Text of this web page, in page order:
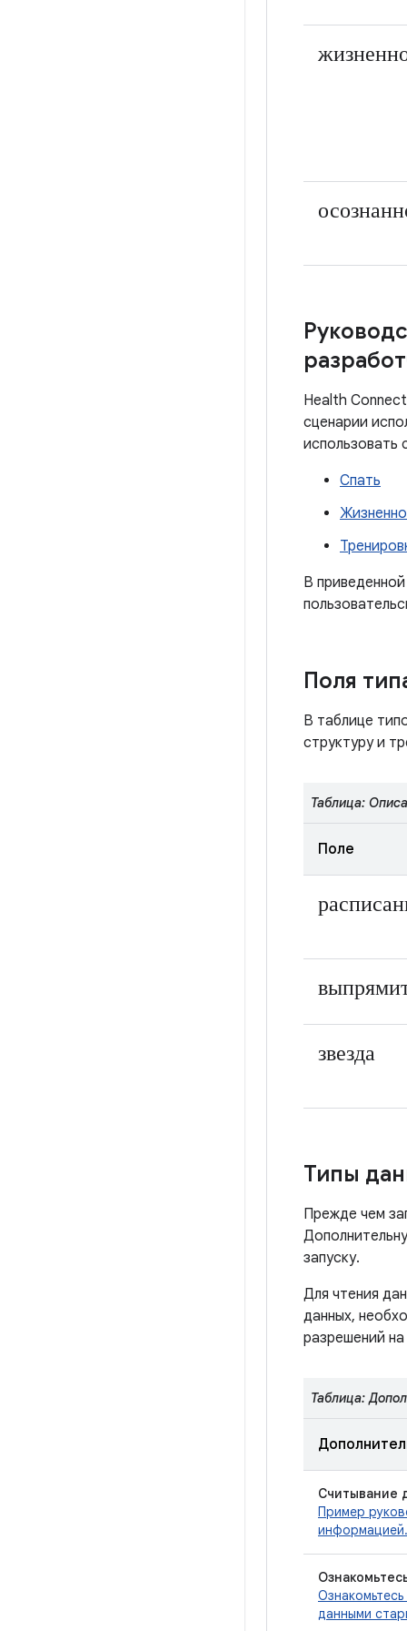
Health
сценарии
использовать
Спать
В
Поля
В таблице
структуру и
Таблица:
Поле
звезда
Типы
Прежде чем
запуску.
Для чтения
данных,
разрешений на
Таблица:
Считывание
Пример
информацией.
данными